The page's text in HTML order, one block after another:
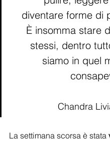
diventare forme di
È insomma stare
stessi, dentro
siamo in quel
Chandra
La settimana scorsa è stata